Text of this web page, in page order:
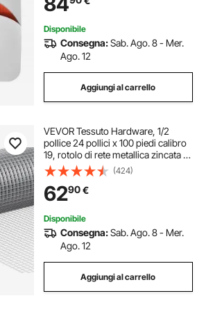
kg Fai-da-te
Disponibile
Consegna:Sab. Ago. 8 - Mer.
Ago. 12
Aggiungi al carrello
VEVOR Tessuto Hardware, 1/2
pollice 24 pollici x 100 piedi calibro
19, rotolo di rete metallica zincata a
caldo, recinzione metallica per polli,
rete metallica per gabbie per
conigli, giardino
(424)
6290€
Disponibile
Consegna:Sab. Ago. 8 - Mer.
Ago. 12
Aggiungi al carrello